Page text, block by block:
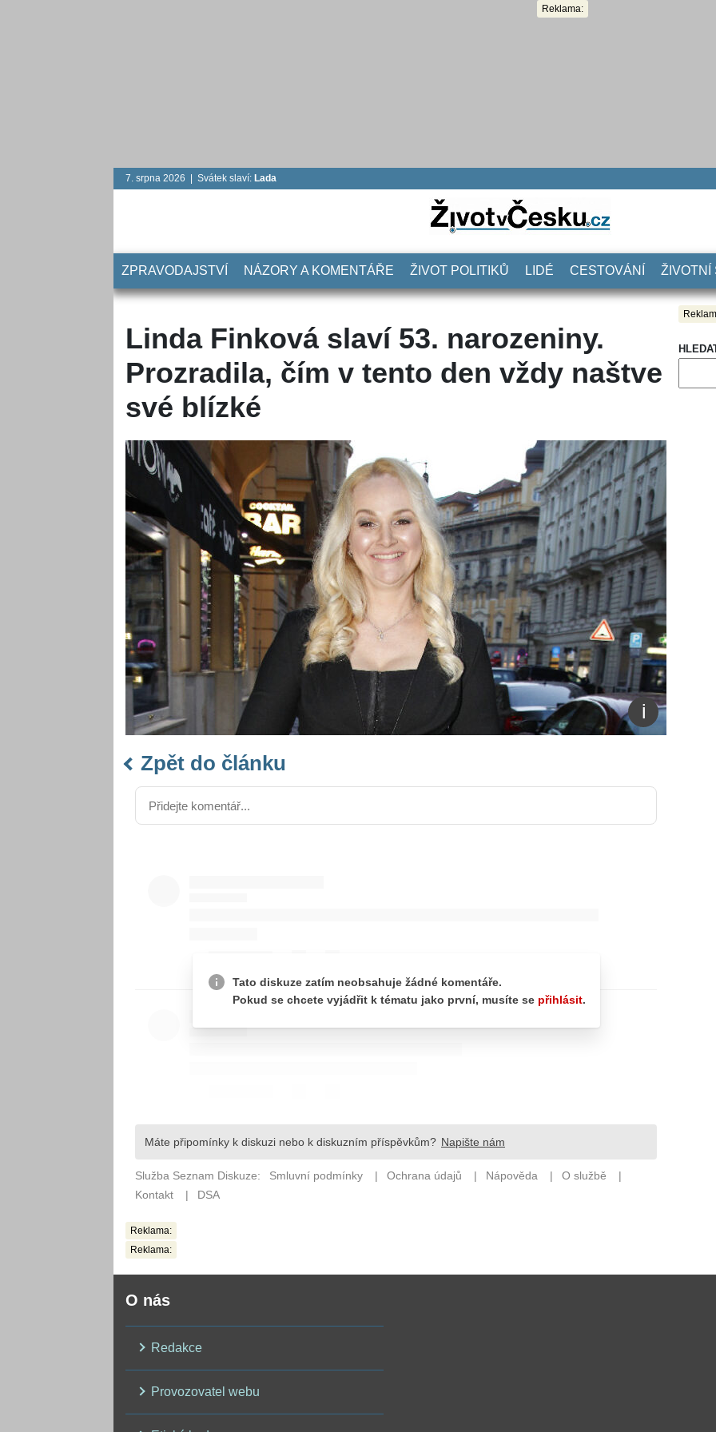
Reklama:
7. srpna 2026 | Svátek slaví: Lada
ZPRAVODAJSTVÍ NÁZORY A KOMENTÁŘE ŽIVOT POLITIKŮ LIDÉ CESTOVÁNÍ ŽIVOTNÍ
Linda Finková slaví 53. narozeniny.
Prozradila, čím v tento den vždy naštve
své blízké
Zpět do článku
Reklama:
Reklama:
O nás
Redakce
Provozovatel webu